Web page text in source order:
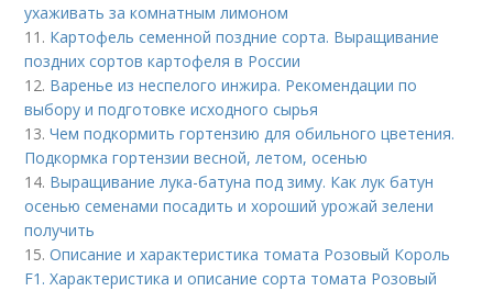
ухаживать за комнатным лимоном
11. Картофель семенной поздние сорта. Выращивание
поздних сортов картофеля в России
12. Варенье из неспелого инжира. Рекомендации по
выбору и подготовке исходного сырья
13.Чем подкормить гортензию для обильного цветения.
Подкормка гортензии весной, летом, осенью
14. Выращивание лука-батуна под зиму. Как лук батун
осенью семенами посадить и хороший урожай зелени
получить
15.Описание и характеристика томата Розовый Король
F1. Характеристика и описание сорта томата Розовый